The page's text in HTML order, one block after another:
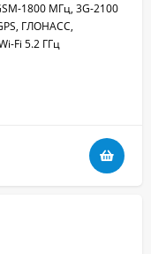
1800 МГц, 3G-2100
ГЛОНАСС,
Fi 5.2 ГГц